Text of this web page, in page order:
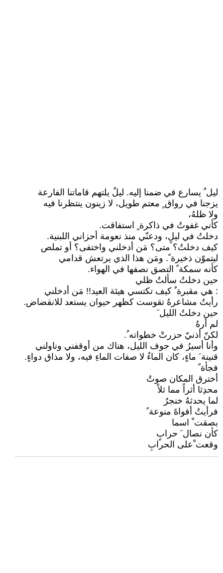
ليل ٌ يسارع في ضمنا إليه. ليلٌ يلتهم قاماتنا الفارعة
يزجنا في رواق ٍ معتم طويل، لا زينون ينتظرنا فيه
ولا ظلهُ،
كأني غفوتُ في ذاكرة ٍ استفاقت.
دخلتُ في ليلٍ، ودعنّي منذ نعومة أحزاني اللبنية.
كيف دخلتُ؟ متى؟ مَن أدخلني واختفى؟ أو تملص
ليتموّن ذخيرة ً. ومَن هذا الذي يرتعش قدامي
كأنه سمكة ً التصق نصفها في الهواء.
حين دخلتُ سألتُ ظلي
: هي مقبرة ٌ كيف تكتسي هيئة العيد!! مَن أدخلني
رأيتُ مشاعرهُ تقوست كظهر حيوان يستعد للانقضاض.
حين دخلتُ الليل َ
لم أرهُ
لكنّ أذنيّ حزرتْ خطواته ُ.
وأنا أسيرُ في جوف الليل، هناك من أوقفني وناولني
قنينة َ ماءٍ، كان الماءُ لا صفات الماءِ فيه، ولا مذاق دواءٍ.
فجأة ً
أخترق المكان صوتٌ
محدِثا أثراً مما ثلاً
لما يحدثهُ خنجرٌ
فرأيتُ أفواهً منوعة ً
بصقت ْ اسما
كأن نصال َ حرابٍ
وقعت ْعلى الحرابِ